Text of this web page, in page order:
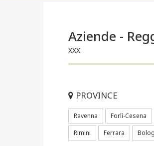
Aziende -
XXX
PROVINCE
Ravenna
Forlì-Cesena
Rimini
Ferrara